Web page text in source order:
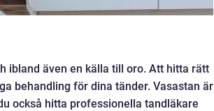
ibland även en källa till oro. Att hitta rätt
behandling för dina tänder. Vasastan är
också hitta professionella tandläkare